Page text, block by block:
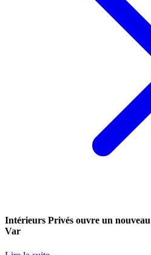
Intérieurs Privés ouvre un
Var